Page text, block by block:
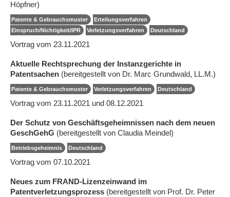
Höpfner)
Patente & Gebrauchsmuster
Erteilungsverfahren
Einspruch/Nichtigkeit/IPR
Verletzungsverfahren Deutschland
Vortrag vom 23.11.2021
Aktuelle Rechtsprechung der Instanzgerichte in
Patentsachen (bereitgestellt von Dr. Marc Grundwald, LL.M.)
Patente & Gebrauchsmuster Verletzungsverfahren Deutschland
Vortrag vom 23.11.2021 und 08.12.2021
Der Schutz von Geschäftsgeheimnissen nach dem neuen
GeschGehG (bereitgestellt von Claudia Meindel)
Betriebsgeheimnis Deutschland
Vortrag vom 07.10.2021
Neues zum FRAND-Lizenzeinwand im
Patentverletzungsprozess (bereitgestellt von Prof. Dr. Peter